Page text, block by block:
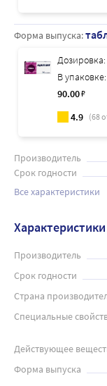
Форма выпуска:
Дозировка:
В упаковке:
90.00₽
4.9 (68
Производитель
Срок годности
Все характеристики
Характеристики
Производитель
Срок годности
Страна
Специальные
Действующее
Форма выпуска